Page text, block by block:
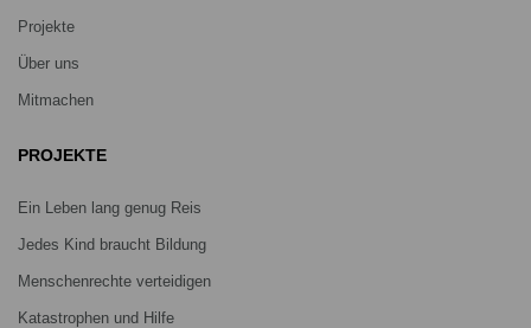
Projekte
Über uns
Mitmachen
PROJEKTE
Ein Leben lang genug Reis
Jedes Kind braucht Bildung
Menschenrechte verteidigen
Katastrophen und Hilfe